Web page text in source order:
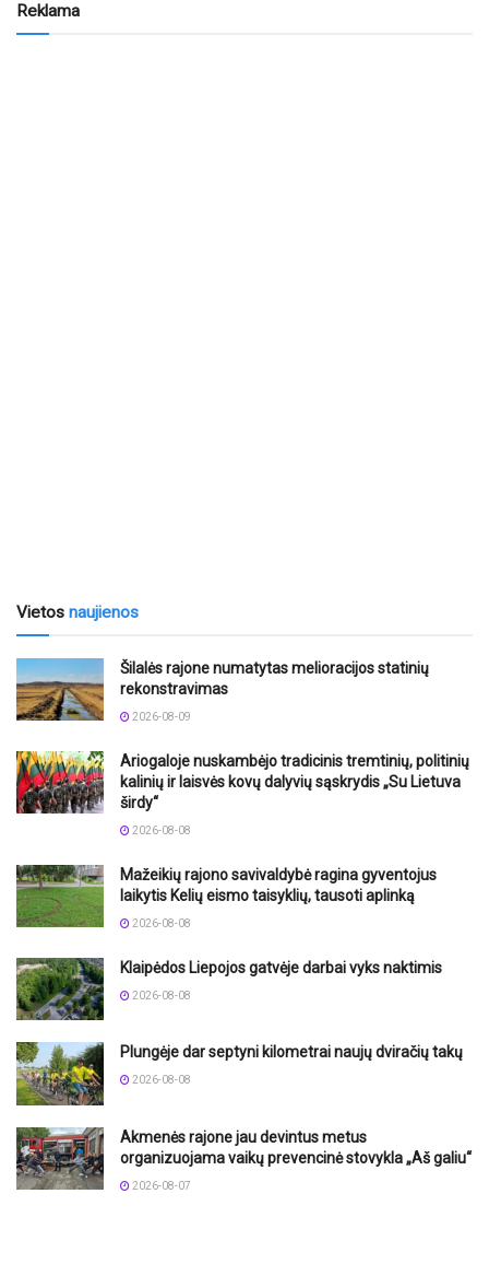
Reklama
Vietos naujienos
Šilalės rajone numatytas melioracijos statinių
rekonstravimas
2026-08-09
Ariogaloje nuskambėjo tradicinis tremtinių, politinių
kalinių ir laisvės kovų dalyvių sąskrydis „Su Lietuva
širdy“
2026-08-08
Mažeikių rajono savivaldybė ragina gyventojus
laikytis Kelių eismo taisyklių, tausoti aplinką
2026-08-08
Klaipėdos Liepojos gatvėje darbai vyks naktimis
2026-08-08
Plungėje dar septyni kilometrai naujų dviračių takų
2026-08-08
Akmenės rajone jau devintus metus
organizuojama vaikų prevencinė stovykla „Aš galiu“
2026-08-07